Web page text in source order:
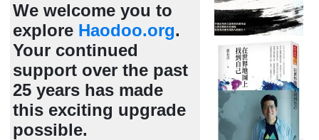
We welcome you to
explore Haodoo.org.
Your continued
support over the past
25 years has made
this exciting upgrade
possible.